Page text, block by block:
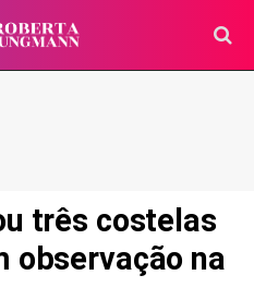
três costelas
observação na